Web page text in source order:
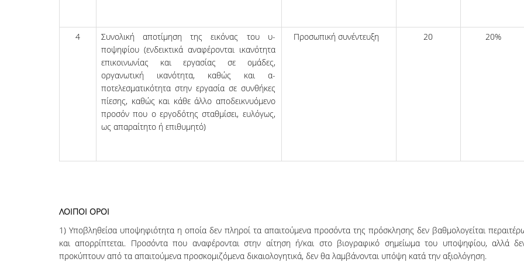
4
Συνολική αποτίμηση της εικόνας του υ­­­
ποψηφίου (ενδεικτικά ανα­φέ­ρο­νται ικανό­τητα
επικοινωνίας και εργασίας σε ομάδες,
οργανωτική ικανότητα, καθώς και α­­
ποτελεσματικό­τη­τα στην εργασία σε συνθήκες
πίεσης, καθώς και κάθε άλλο α­­πο­δει­κ­νυ­ό­με­νο
προσόν που ο ερ­γο­δό­της στα­θ­­­μίσει, ευ­λό­γως,
ως απαραίτητο ή επιθυμητό)
Προσωπική συνέντευξη 20 20%
ΛΟΙΠΟΙ ΟΡΟΙ
1) Υποβληθείσα υποψηφιότητα η οποία δεν πληροί τα απαιτούμενα προσόντα της πρόσκλησης δεν βαθμολογείται
και απορρίπτεται. Προσόντα που αναφέρονται στην αίτηση ή/και στο βιογραφικό σημείωμα του υποψηφίου, αλλά
προκύπτουν από τα απαιτούμενα προσκομιζόμενα δικαιολογητικά, δεν θα λαμβάνονται υπόψη κατά την αξιολόγηση.